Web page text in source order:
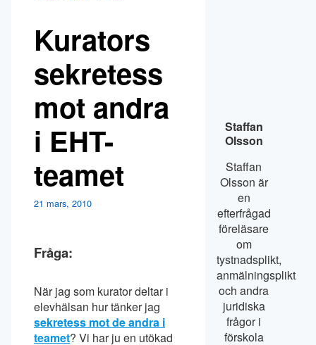
Kurators
sekretess
mot andra
i EHT-
teamet
21 mars, 2010
Fråga:
När jag som kurator deltar i
elevhälsan hur tänker jag
sekretess mot de andra i
teamet? Vi har ju en utökad
Staffan
Olsson
Staffan
Olsson är
en
efterfrågad
föreläsare
om
tystnadsplikt,
anmälningsplikt
och andra
juridiska
frågor i
förskola